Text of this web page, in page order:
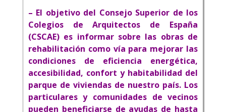
– El objetivo del Consejo Superior de los
Colegios de Arquitectos de España
(CSCAE) es informar sobre las obras de
rehabilitación como vía para mejorar las
condiciones de eficiencia energética,
accesibilidad, confort y habitabilidad del
parque de viviendas de nuestro país. Los
particulares y comunidades de vecinos
pueden beneficiarse de ayudas de hasta